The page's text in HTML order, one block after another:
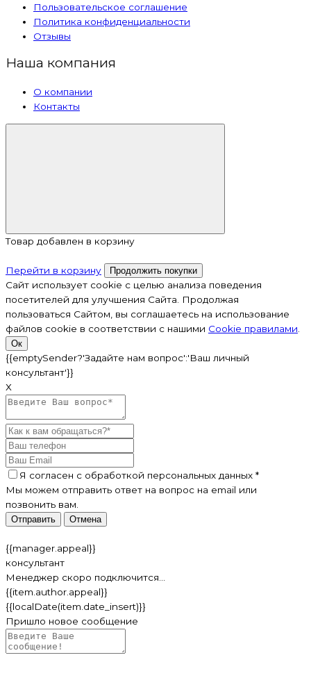
Пользовательское соглашение
Политика конфиденциальности
Отзывы
Наша компания
О компании
Контакты
Товар добавлен в корзину
Перейти в корзину Продолжить покупки
Сайт использует cookie с целью анализа поведения
посетителей для улучшения Сайта. Продолжая
пользоваться Сайтом, вы соглашаетесь на использование
файлов cookie в соответствии с нашими Cookiе правилами
Ок
{{emptySender?'Задайте нам вопрос':'Ваш личный
консультант'}}
Х
Я согласен c обработкой персональных данных *
Мы можем отправить ответ на вопрос на email или
позвонить вам.
Отправить Отмена
{{manager.appeal}}
консультант
Менеджер скоро подключится...
{{item.author.appeal}}
{{localDate(item.date_insert)}}
Пришло новое сообщение